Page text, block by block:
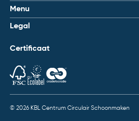
Menu
Legal
Certificaat
© 2026 KBL Centrum Circulair Schoonmaken